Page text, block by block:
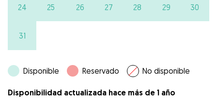
24 25 26 27 28 29 30
31
Disponible Reservado No disponible
Disponibilidad actualizada hace más de 1 año